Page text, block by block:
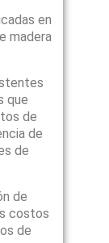
en
madera
que
de
de
de
de
costos
de